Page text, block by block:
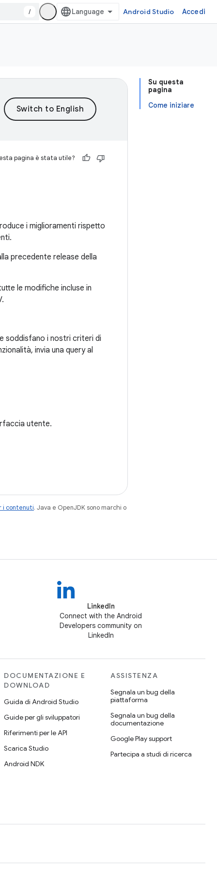
/ Android Studio Accedi
Su questa
pagina
Come iniziare
pagina è stata utile?
i miglioramenti rispetto
precedente release della
le modifiche incluse in
soddisfano i nostri criteri di
invia una query al
utente.
i contenuti. Java e OpenJDK sono marchi o
LinkedIn
Connect with the Android
Developers community on
LinkedIn
DOCUMENTAZIONE E
DOWNLOAD
Guida di Android Studio
Guide per gli sviluppatori
Riferimenti per le API
Scarica Studio
Android NDK
ASSISTENZA
Segnala un bug della
piattaforma
Segnala un bug della
documentazione
Google Play support
Partecipa a studi di ricerca